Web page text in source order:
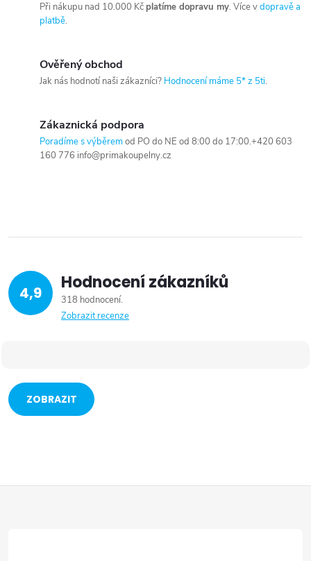
Při nákupu nad 10.000 Kčplatíme dopravu my. Více vdopravě a
platbě.
Ověřený obchod
Jak nás hodnotí naši zákazníci? Hodnocení máme 5* z 5ti.
Zákaznická podpora
Poradíme s výběremod PO do NE od 8:00 do 17:00.+420 603
160 776 info@primakoupelny.cz
4,9 Hodnocení zákazníků
318 hodnocení
Zobrazit recenze
ZOBRAZIT